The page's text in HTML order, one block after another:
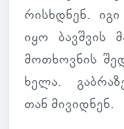
რის­ხდნენ.
იყო ბავ­შვის
მო­თხოვ­ნის
ხელა.
თან მი­ვიდ­ნენ.